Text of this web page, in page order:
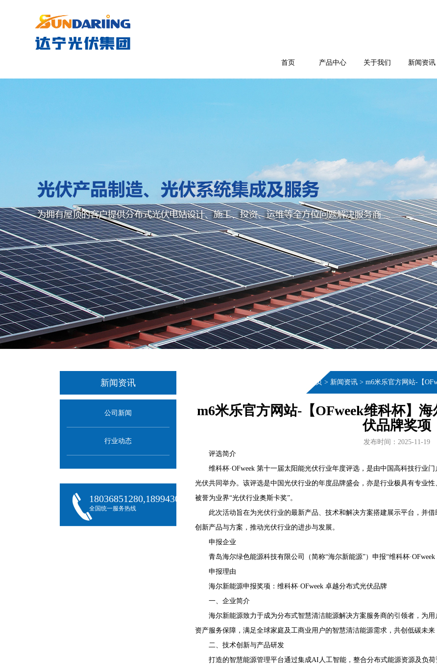
首页 产品中心 关于我们 新闻资讯
新闻资讯
公司新闻
行业动态
18036851280,18994301288,18068407382
全国统一服务热线
首页 > 新闻资讯 > m6米乐官方网站-【
m6米乐官方网站-【OFweek维科杯】
伏品牌奖项
发布时间：2025-11-19
评选简介
维科杯·OFweek 第十一届太阳能光伏行业年度评选，是由中国高科技行业
光伏共同举办。该评选是中国光伏行业的年度品牌盛会，亦是行业极具有专业
被誉为业界“光伏行业奥斯卡奖”。
此次活动旨在为光伏行业的最新产品、技术和解决方案搭建展示平台，并
创新产品与方案，推动光伏行业的进步与发展。
申报企业
青岛海尔绿色能源科技有限公司（简称“海尔新能源”）申报“维科杯·OFweek
申报理由
海尔新能源申报奖项：维科杯·OFweek 卓越分布式光伏品牌
一、企业简介
海尔新能源致力于成为分布式智慧清洁能源解决方案服务商的引领者，为
资产服务保障，满足全球家庭及工商业用户的智慧清洁能源需求，共创低碳未来
二、技术创新与产品研发
打造的智慧能源管理平台通过集成AI人工智能，整合分布式能源资源及负